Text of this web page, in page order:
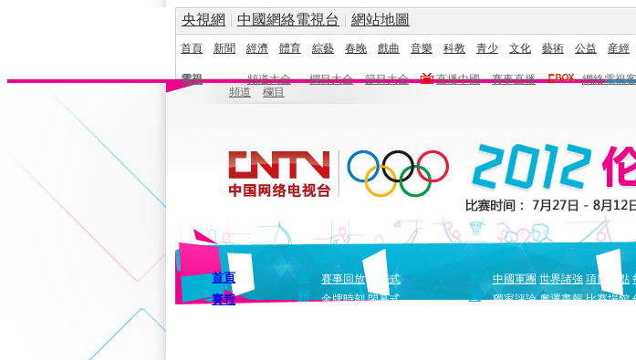
央視網 | 中國網絡電視台 | 網站地圖
首頁 新聞 經濟 體育 綜藝 春晚 戲曲 音樂 科教 青少 文化 藝術 公益 産經
電視 頻道大全 欄目大全 節目大全 直播中國 賽事直播 網絡電視
頻道
欄目
首頁
賽程
頻
賽事回放
開幕式
金牌時刻 閉幕式
聞
中國軍團 世界諸強 項目盤點
獨家評論 奧運畫報 比賽場館